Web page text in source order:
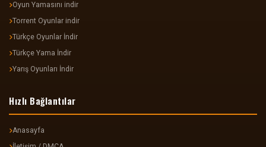
Oyun Yamasını indir
Torrent Oyunlar indir
Türkçe Oyunlar İndir
Türkçe Yama İndir
Yarış Oyunları İndir
Hızlı Bağlantılar
Anasayfa